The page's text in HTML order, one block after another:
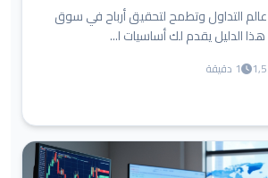
التداول وتطمح لتحقيق أرباح في سوق
الدليل يقدم لك أساسيات ا...
1 دقيقة